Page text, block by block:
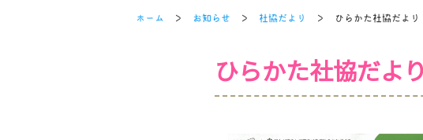
ホーム お知らせ 社協だより ひらかた社協だより
ひらかた社協だよ